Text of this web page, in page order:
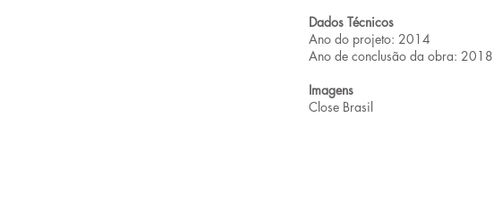
Dados Técnicos
Ano do projeto: 2014
Ano de conclusão da obra: 2018
Imagens
Close Brasil